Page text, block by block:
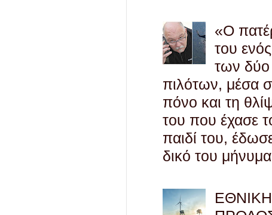
«Ο
του
των δύο
πιλότων, μέσα
πόνο και τη
του που έχασε
παιδί του,
δικό του μήνυμα
ΕΘΝΙΚΗ